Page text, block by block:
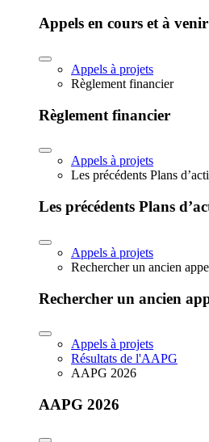
Appels en cours et à venir
Appels à projets
Règlement financier
Règlement financier
Appels à projets
Les précédents Plans
Les précédents Plans
Appels à projets
Rechercher un ancien
Rechercher un ancien
Appels à projets
Résultats de l'AAPG
AAPG 2026
AAPG 2026